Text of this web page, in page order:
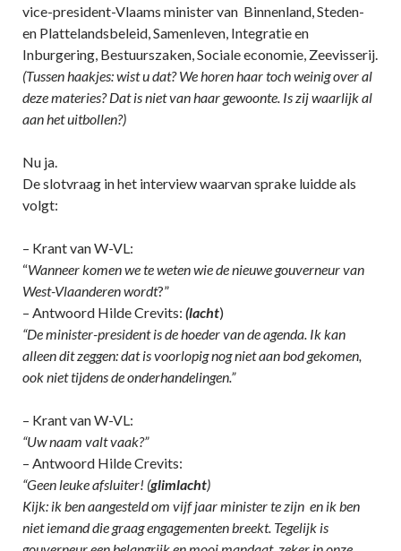
vice-president-Vlaams minister van Binnenland, Steden-
en Plattelandsbeleid, Samenleven, Integratie en
Inburgering, Bestuurszaken, Sociale economie, Zeevisserij.
(Tussen haakjes: wist u dat? We horen haar toch weinig over al
deze materies? Dat is niet van haar gewoonte. Is zij waarlijk al
aan het uitbollen?)
Nu ja.
De slotvraag in het interview waarvan sprake luidde als
volgt:
– Krant van W-VL:
“Wanneer komen we te weten wie de nieuwe gouverneur van
West-Vlaanderen wordt?”
– Antwoord Hilde Crevits: (lacht)
“De minister-president is de hoeder van de agenda. Ik kan
alleen dit zeggen: dat is voorlopig nog niet aan bod gekomen,
ook niet tijdens de onderhandelingen.”
– Krant van W-VL:
“Uw naam valt vaak?”
– Antwoord Hilde Crevits:
“Geen leuke afsluiter! (glimlacht)
Kijk: ik ben aangesteld om vijf jaar minister te zijn en ik ben
niet iemand die graag engagementen breekt. Tegelijk is